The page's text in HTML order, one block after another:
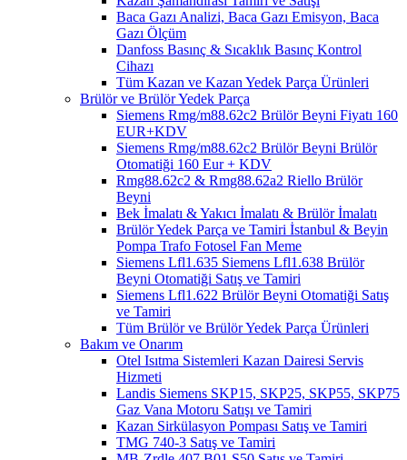
Baca Gazı Analizi, Baca Gazı Emisyon, Baca
Gazı Ölçüm
Danfoss Basınç & Sıcaklık Basınç Kontrol
Cihazı
Tüm Kazan ve Kazan Yedek Parça Ürünleri
Brülör ve Brülör Yedek Parça
Siemens Rmg/m88.62c2 Brülör Beyni Fiyatı 160
EUR+KDV
Siemens Rmg/m88.62c2 Brülör Beyni Brülör
Otomatiği 160 Eur + KDV
Rmg88.62c2 & Rmg88.62a2 Riello Brülör
Beyni
Bek İmalatı & Yakıcı İmalatı & Brülör İmalatı
Brülör Yedek Parça ve Tamiri İstanbul & Beyin
Pompa Trafo Fotosel Fan Meme
Siemens Lfl1.635 Siemens Lfl1.638 Brülör
Beyni Otomatiği Satış ve Tamiri
Siemens Lfl1.622 Brülör Beyni Otomatiği Satış
ve Tamiri
Tüm Brülör ve Brülör Yedek Parça Ürünleri
Bakım ve Onarım
Otel Isıtma Sistemleri Kazan Dairesi Servis
Hizmeti
Landis Siemens SKP15, SKP25, SKP55, SKP75
Gaz Vana Motoru Satışı ve Tamiri
Kazan Sirkülasyon Pompası Satış ve Tamiri
TMG 740-3 Satış ve Tamiri